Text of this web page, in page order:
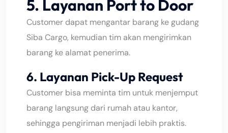
5. Layanan Port to Door
Customer dapat mengantar barang ke gudang
Siba Cargo, kemudian tim akan mengirimkan
barang ke alamat penerima.
6. Layanan Pick-Up Request
Customer bisa meminta tim untuk menjemput
barang langsung dari rumah atau kantor,
sehingga pengiriman menjadi lebih praktis.